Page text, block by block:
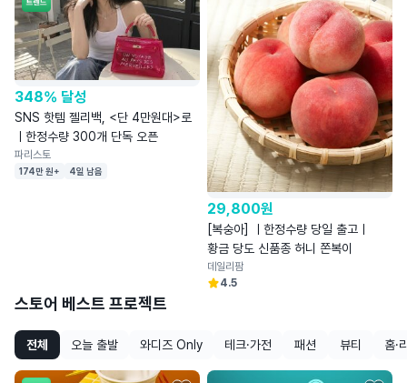
348% 달성
SNS 핫템 젤리백, <단 4만원대>로
ㅣ한정수량 300개 단독 오픈
파리스토
174만 원+ 4일 남음
29,800원
[복숭아] ㅣ한정수량 당일 출고ㅣ
황금 당도 신품종 허니 쫀복이
데일리팜
4.5
스토어 베스트 프로젝트
전체 오늘 출발 와디즈 Only 테크·가전 패션 뷰티 홈·